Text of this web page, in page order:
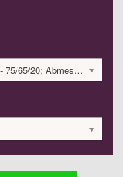
Typen: für Hochtemperatur Heizsystem - 75/65/20; Abmessungen: 330x1000x85mm; 459 Watt:; 1631.29 €